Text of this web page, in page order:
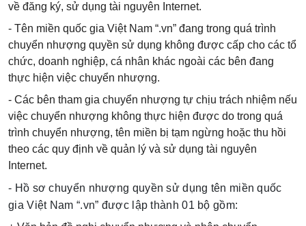
về đăng ký, sử dụng tài nguyên Internet.
- Tên miền quốc gia Việt Nam “.vn” đang trong quá trình
chuyển nhượng quyền sử dụng không được cấp cho các tổ
chức, doanh nghiệp, cá nhân khác ngoài các bên đang
thực hiện việc chuyển nhượng.
- Các bên tham gia chuyển nhượng tự chịu trách nhiệm nếu
việc chuyển nhượng không thực hiện được do trong quá
trình chuyển nhượng, tên miền bị tạm ngừng hoặc thu hồi
theo các quy định về quản lý và sử dụng tài nguyên
Internet.
- Hồ sơ chuyển nhượng quyền sử dụng tên miền quốc
gia Việt Nam “.vn” được lập thành 01 bộ gồm: